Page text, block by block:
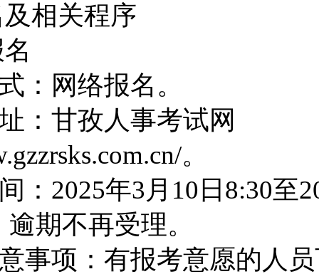
相关程序
：网络报名。
： 甘孜人事考试网
。
： 2025年3 月 10 日 8:30至
逾期不再受理。
事项：有报考意愿的人